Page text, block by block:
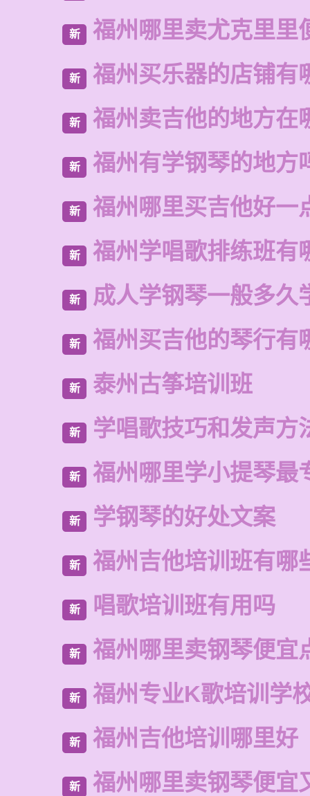
新 福州哪里卖尤克里里
新 福州买乐器的店铺有
新 福州卖吉他的地方在
新 福州有学钢琴的地方
新 福州哪里买吉他好一
新 福州学唱歌排练班有
新 成人学钢琴一般多久
新 福州买吉他的琴行有
新 泰州古筝培训班
新 学唱歌技巧和发声方
新 福州哪里学小提琴最
新 学钢琴的好处文案
新 福州吉他培训班有哪
新 唱歌培训班有用吗
新 福州哪里卖钢琴便宜
新 福州专业K歌培训学
新 福州吉他培训哪里好
新 福州哪里卖钢琴便宜